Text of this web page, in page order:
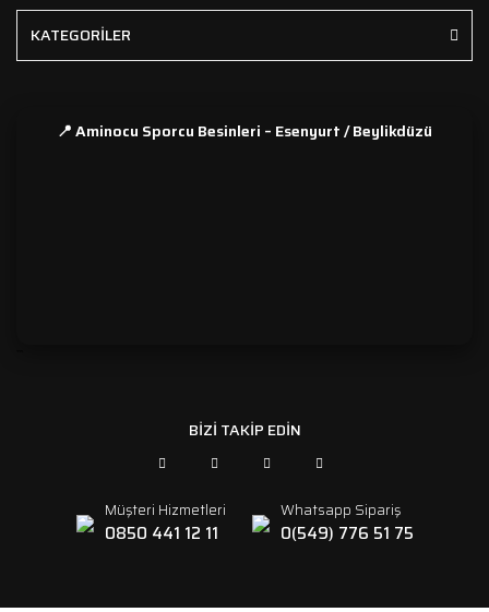
KATEGORİLER
📍 Aminocu Sporcu Besinleri – Esenyurt / Beylikdüzü
BİZİ TAKİP EDİN
Müşteri Hizmetleri
0850 441 12 11
Whatsapp Sipariş
0(549) 776 51 75